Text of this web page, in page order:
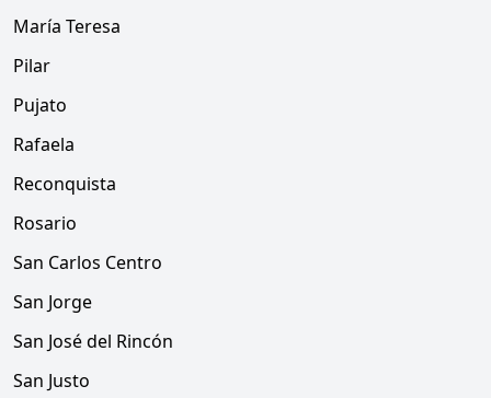
María Teresa
Pilar
Pujato
Rafaela
Reconquista
Rosario
San Carlos Centro
San Jorge
San José del Rincón
San Justo